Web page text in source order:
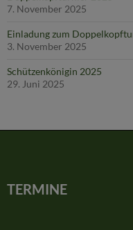
7. November 2025
Einladung zum
3. November 2025
Schützenkönigin 2025
29. Juni 2025
TERMINE